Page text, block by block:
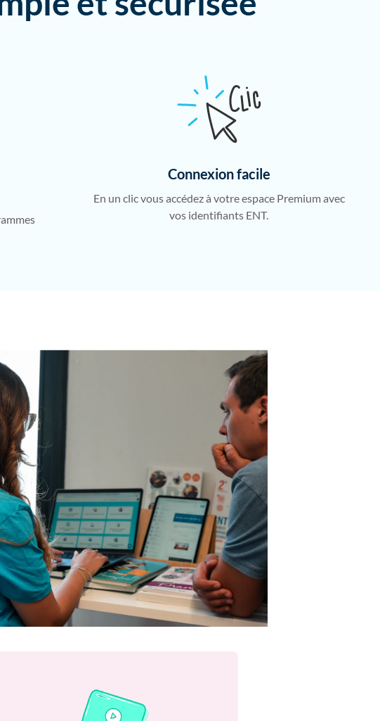
Connexion facile
En un clic vous accédez à votre espace Premium avec
vos identifiants ENT.